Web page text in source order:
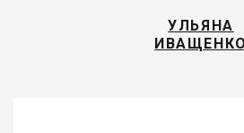
УЛЬЯНА
ИВАЩЕНКО